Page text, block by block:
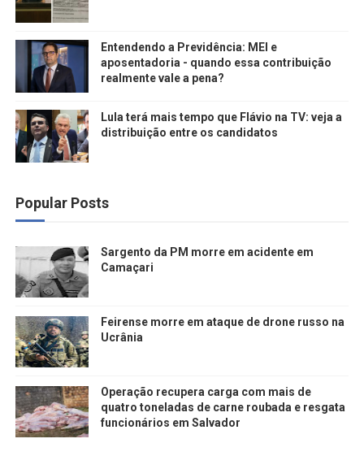
Entendendo a Previdência: MEI e
aposentadoria - quando essa contribuição
realmente vale a pena?
Lula terá mais tempo que Flávio na TV: veja a
distribuição entre os candidatos
Popular Posts
Sargento da PM morre em acidente em
Camaçari
Feirense morre em ataque de drone russo na
Ucrânia
Operação recupera carga com mais de
quatro toneladas de carne roubada e resgata
funcionários em Salvador